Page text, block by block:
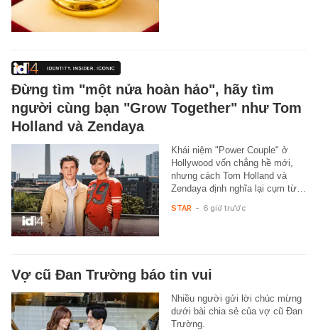
Đừng tìm "một nửa hoàn hảo", hãy tìm
người cùng bạn "Grow Together" như Tom
Holland và Zendaya
Khái niệm "Power Couple" ở
Hollywood vốn chẳng hề mới,
nhưng cách Tom Holland và
Zendaya định nghĩa lại cụm từ…
STAR - 6 giờ trước
Vợ cũ Đan Trường báo tin vui
Nhiều người gửi lời chúc mừng
dưới bài chia sẻ của vợ cũ Đan
Trường.